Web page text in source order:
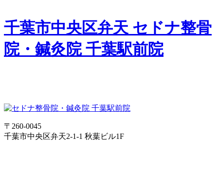
千葉市中央区弁天 セドナ整骨
院・鍼灸院 千葉駅前院
〒260-0045
千葉市中央区弁天2-1-1 秋葉ビル1F